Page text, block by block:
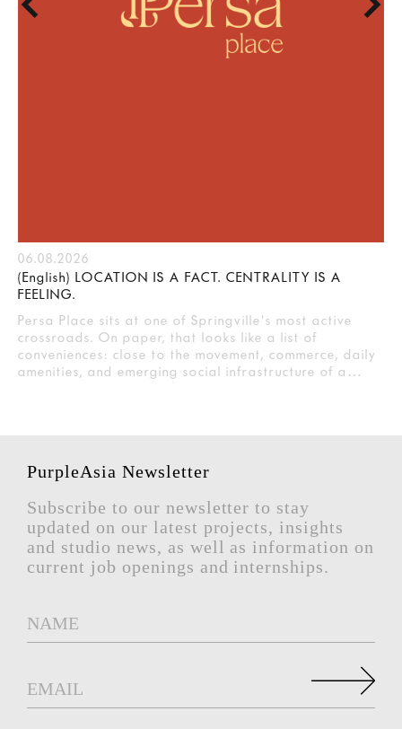
06.08.2026
(English) LOCATION IS A FACT. CENTRALITY IS A
FEELING.
Persa Place sits at one of Springville's most active
crossroads. On paper, that looks like a list of
conveniences: close to the movement, commerce, daily
amenities, and emerging social infrastructure of a…
PurpleAsia Newsletter
Subscribe to our newsletter to stay
updated on our latest projects, insights
and studio news, as well as information on
current job openings and internships.